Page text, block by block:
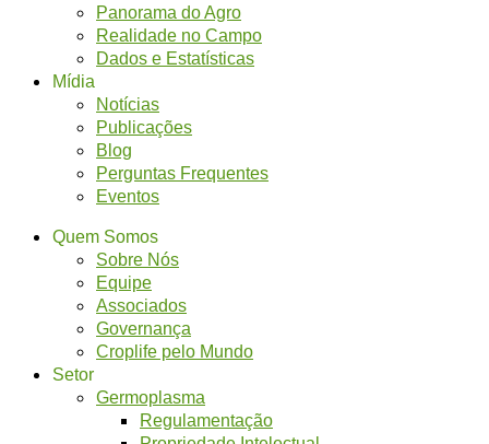
Panorama do Agro
Realidade no Campo
Dados e Estatísticas
Mídia
Notícias
Publicações
Blog
Perguntas Frequentes
Eventos
Quem Somos
Sobre Nós
Equipe
Associados
Governança
Croplife pelo Mundo
Setor
Germoplasma
Regulamentação